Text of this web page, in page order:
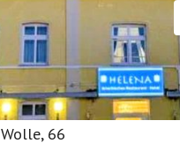
Wolle, 66